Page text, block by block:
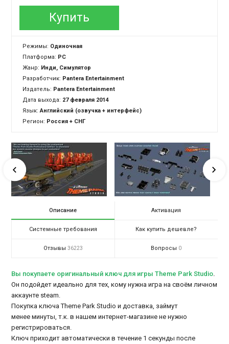
Купить
Режимы: Одиночная
Платформа: PC
Жанр: Инди, Симулятор
Разработчик: Pantera Entertainment
Издатель: Pantera Entertainment
Дата выхода: 27 февраля 2014
Язык:Английский (озвучка + интерфейс)
Регион: Россия + СНГ
Описание Активация
Системные требования Как купить дешевле?
Отзывы 36223 Вопросы 0
Вы покупаете оригинальный ключ для игры Theme Park Studio.
Он подойдет идеально для тех, кому нужна игра на своём личном
аккаунте steam.
Покупка ключа Theme Park Studio и доставка, займут
менее минуты, т.к. в нашем интернет-магазине не нужно
регистрироваться.
Ключ приходит автоматически в течение 1 секунды после